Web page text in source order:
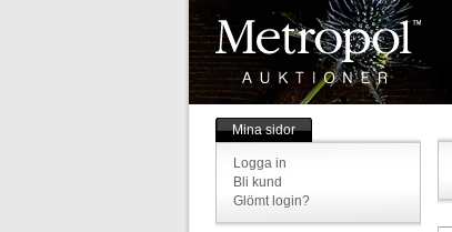
Mina sidor
Logga in
Bli kund
Glömt login?